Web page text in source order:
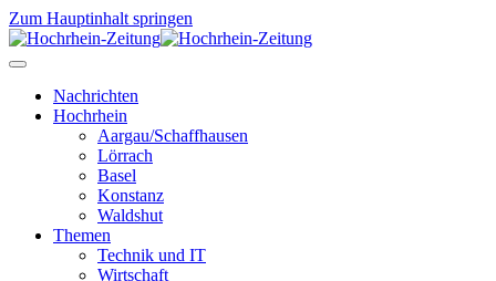
Zum Hauptinhalt springen
Nachrichten
Hochrhein
Aargau/Schaffhausen
Lörrach
Basel
Konstanz
Waldshut
Themen
Technik und IT
Wirtschaft